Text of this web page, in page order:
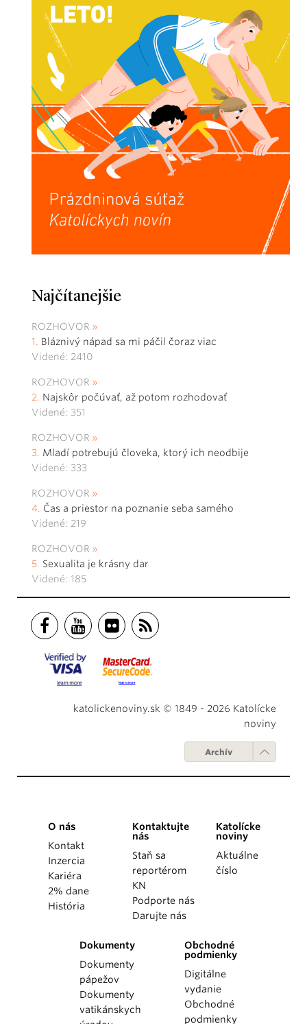
Najčítanejšie
ROZHOVOR
Bláznivý nápad sa mi páčil čoraz viac
Videné: 2410
ROZHOVOR
Najskôr počúvať, až potom rozhodovať
Videné: 351
ROZHOVOR
Mladí potrebujú človeka, ktorý ich neodbije
Videné: 333
ROZHOVOR
Čas a priestor na poznanie seba samého
Videné: 219
ROZHOVOR
Sexualita je krásny dar
Videné: 185
katolickenoviny.sk © 1849 - 2026 Katolícke
noviny
Archív
O nás
Kontakt
Inzercia
Kariéra
2% dane
História
Kontaktujte
nás
Staň sa
reportérom
KN
Podporte nás
Darujte nás
Katolícke
noviny
Aktuálne
číslo
Dokumenty
Dokumenty
pápežov
Dokumenty
vatikánskych
Obchodné
podmienky
Digitálne
vydanie
Obchodné
podmienky